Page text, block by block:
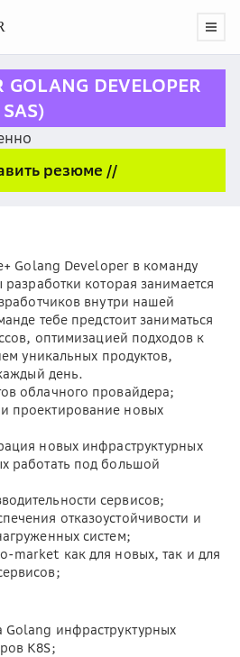
DEVELOPER
резюме //
Golang Developer в команду
которая занимается
внутри нашей
тебе предстоит заниматься
оптимизацией подходов к
уникальных продуктов,
день.
облачного провайдера;
проектирование новых
новых инфраструктурных
работать под большой
сервисов;
отказоустойчивости и
систем;
как для новых, так и для
Golang инфраструктурных
K8S;